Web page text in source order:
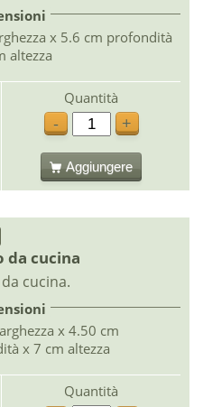
x 5.6 cm profondità
altezza
Quantità
-
+
Aggiungere
da cucina
cucina.
x 4.50 cm
x 7 cm altezza
Quantità